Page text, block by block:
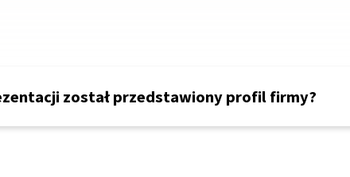
został przedstawiony profil firmy?